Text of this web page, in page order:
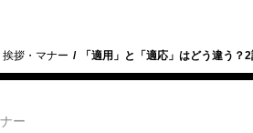
挨拶・マナー 「適用」と「適応」はどう違う
ー